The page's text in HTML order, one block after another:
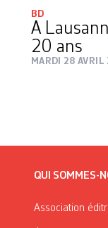
BD
A
20 ans
MARDI 28
QUI SOMMES-
Association